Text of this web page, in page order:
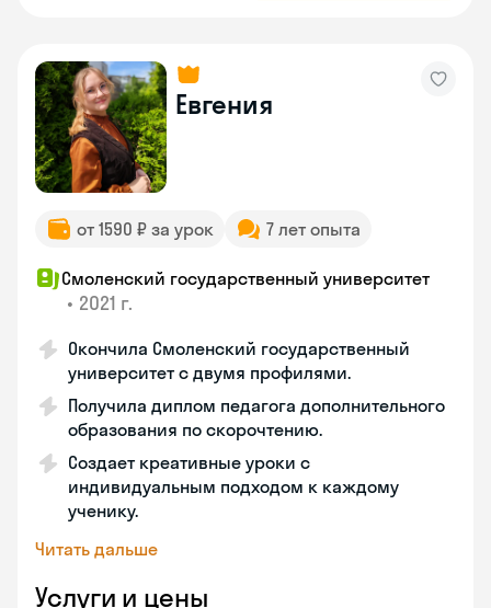
Евгения
от 1590 ₽ за урок 7 лет опыта
Смоленский государственный университет
• 2021 г.
Окончила Смоленский государственный
университет с двумя профилями.
Получила диплом педагога дополнительного
образования по скорочтению.
Создает креативные уроки с
индивидуальным подходом к каждому
ученику.
Читать дальше
Услуги и цены